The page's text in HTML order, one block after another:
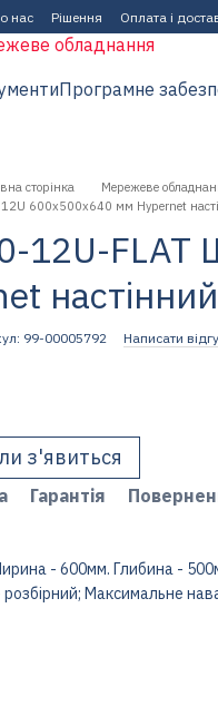
нас Рішення Оплата і
обладнання
Програмне
сторінка Мережеве
600x500х640 мм Hypernet
12U-
99-00005792 Написати
з'явиться
Гарантія
- 600мм. Глибина -
Максимальне